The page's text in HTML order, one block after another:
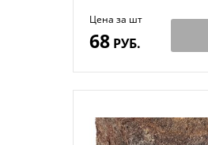
Цена за шт
68РУБ.